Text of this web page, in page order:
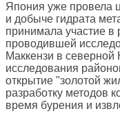
Япония уже провела
и добыче гидрата
принимала участие в
проводившей
Маккензи в
исследования
открытие "золотой
разработку методов
время бурения и